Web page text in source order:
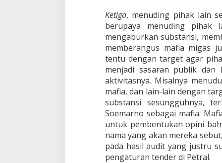
Ketiga, menuding pihak lain
berupaya menuding pihak
mengaburkan substansi,
memberangus mafia migas
tentu dengan target agar
menjadi sasaran publik dan
aktivitasnya. Misalnya
mafia, dan lain-lain dengan
substansi sesungguhnya,
Soemarno sebagai mafia.
untuk pembentukan opini
nama yang akan mereka
pada hasil audit yang justru
pengaturan tender di Petral.